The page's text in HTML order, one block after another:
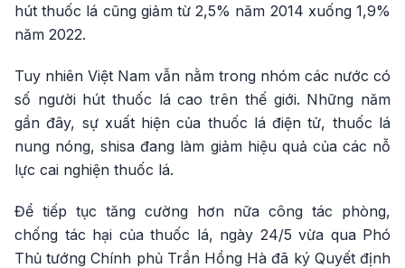
hút thuốc lá cũng giảm từ 2,5% năm 2014 xuống 1,9%
năm 2022.
Tuy nhiên Việt Nam vẫn nằm trong nhóm các nước có
số người hút thuốc lá cao trên thế giới. Những năm
gần đây, sự xuất hiện của thuốc lá điện tử, thuốc lá
nung nóng, shisa đang làm giảm hiệu quả của các nỗ
lực cai nghiện thuốc lá.
Để tiếp tục tăng cường hơn nữa công tác phòng,
chống tác hại của thuốc lá, ngày 24/5 vừa qua Phó
Thủ tướng Chính phủ Trần Hồng Hà đã ký Quyết định